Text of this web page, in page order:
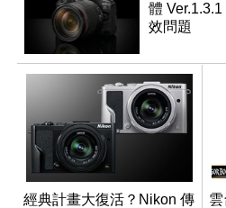
體
效問題
經典計畫大復活？Nikon 傳